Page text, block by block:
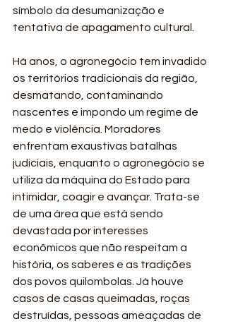
símbolo da desumanização e
tentativa de apagamento cultural.
Há anos, o agronegócio tem invadido
os territórios tradicionais da região,
desmatando, contaminando
nascentes e impondo um regime de
medo e violência. Moradores
enfrentam exaustivas batalhas
judiciais, enquanto o agronegócio se
utiliza da máquina do Estado para
intimidar, coagir e avançar. Trata-se
de uma área que está sendo
devastada por interesses
econômicos que não respeitam a
história, os saberes e as tradições
dos povos quilombolas. Já houve
casos de casas queimadas, roças
destruídas, pessoas ameaçadas de